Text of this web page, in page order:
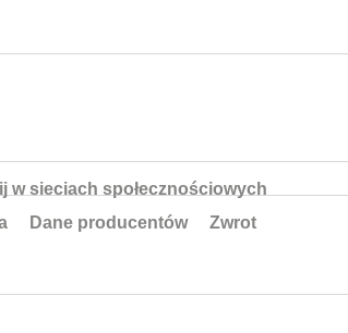
w sieciach społecznościowych
Dane producentów Zwrot